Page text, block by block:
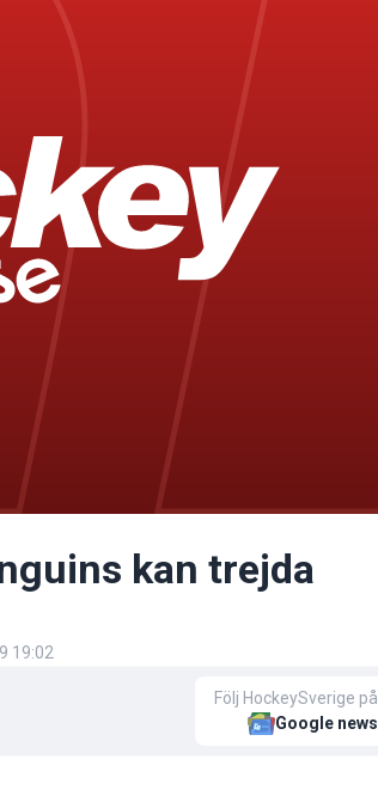
kan trejda
19:02
Följ HockeySverige på
Google news